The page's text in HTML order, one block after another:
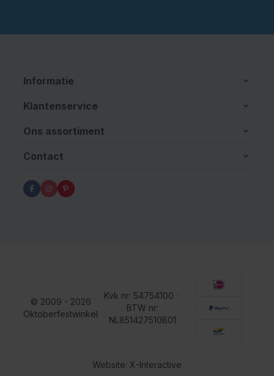
Informatie
Klantenservice
Ons assortiment
Contact
© 2009 - 2026
Oktoberfestwinkel
Kvk nr: 54754100
BTW nr:
NL851427510B01
Website: X-Interactive